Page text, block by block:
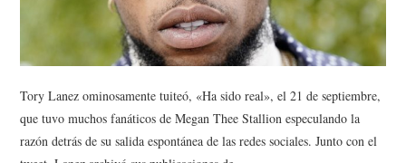
Tory Lanez ominosamente tuiteó, «Ha sido real», el 21 de septiembre,
que tuvo muchos fanáticos de Megan Thee Stallion especulando la
razón detrás de su salida espontánea de las redes sociales. Junto con el